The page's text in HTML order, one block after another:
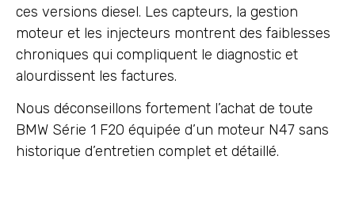
ces versions diesel. Les capteurs, la gestion
moteur et les injecteurs montrent des faiblesses
chroniques qui compliquent le diagnostic et
alourdissent les factures.
Nous déconseillons fortement l’achat de toute
BMW Série 1 F20 équipée d’un moteur N47 sans
historique d’entretien complet et détaillé.